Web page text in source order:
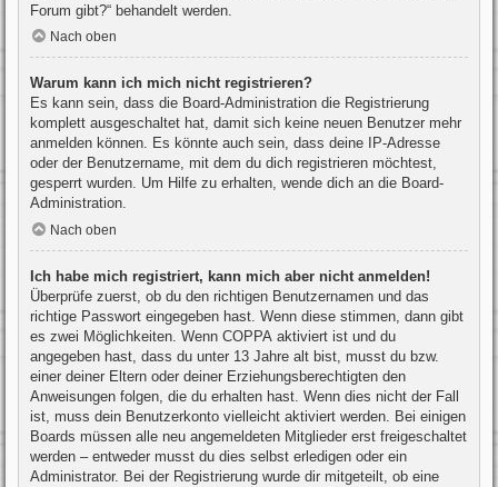
Forum gibt?“ behandelt werden.
Nach oben
Warum kann ich mich nicht registrieren?
Es kann sein, dass die Board-Administration die Registrierung
komplett ausgeschaltet hat, damit sich keine neuen Benutzer mehr
anmelden können. Es könnte auch sein, dass deine IP-Adresse
oder der Benutzername, mit dem du dich registrieren möchtest,
gesperrt wurden. Um Hilfe zu erhalten, wende dich an die Board-
Administration.
Nach oben
Ich habe mich registriert, kann mich aber nicht anmelden!
Überprüfe zuerst, ob du den richtigen Benutzernamen und das
richtige Passwort eingegeben hast. Wenn diese stimmen, dann gibt
es zwei Möglichkeiten. Wenn COPPA aktiviert ist und du
angegeben hast, dass du unter 13 Jahre alt bist, musst du bzw.
einer deiner Eltern oder deiner Erziehungsberechtigten den
Anweisungen folgen, die du erhalten hast. Wenn dies nicht der Fall
ist, muss dein Benutzerkonto vielleicht aktiviert werden. Bei einigen
Boards müssen alle neu angemeldeten Mitglieder erst freigeschaltet
werden – entweder musst du dies selbst erledigen oder ein
Administrator. Bei der Registrierung wurde dir mitgeteilt, ob eine